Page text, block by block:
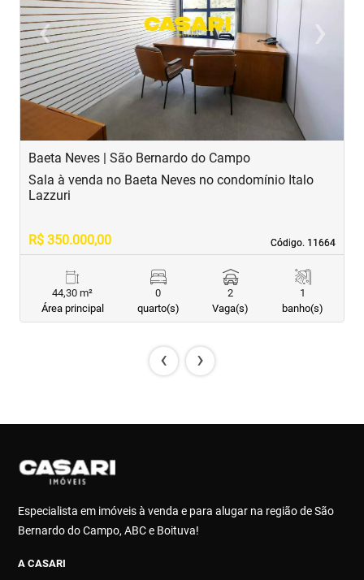
‹Previous ›Next
Baeta Neves | São Bernardo do Campo
Código. 11664
Código. 11664
Sala à venda no Baeta Neves no condomínio Italo
Lazzuri
R$ 350.000,00
44,30 m²
Área principal
0
quarto(s)
2
Vaga(s)
1
banho(s)
‹ ›
Especialista em imóveis à venda e para alugar na região de São
Bernardo do Campo, ABC e Boituva!
A CASARI